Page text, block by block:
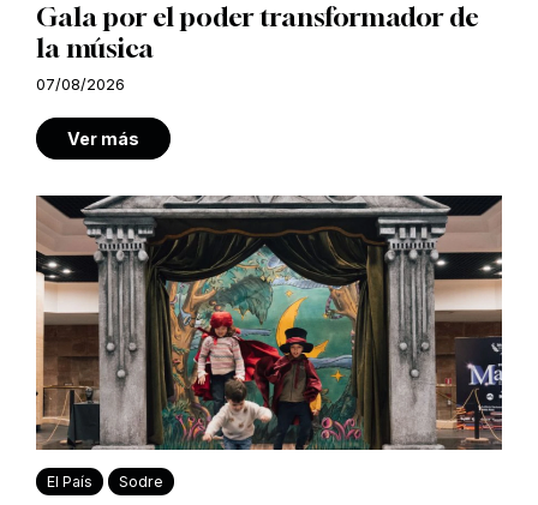
Gala por el poder transformador de
la música
07/08/2026
Ver más
El País Sodre